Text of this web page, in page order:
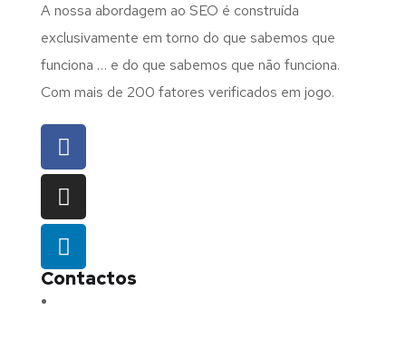
A nossa abordagem ao SEO é construída
exclusivamente em torno do que sabemos que
funciona … e do que sabemos que não funciona.
Com mais de 200 fatores verificados em jogo.
Contactos